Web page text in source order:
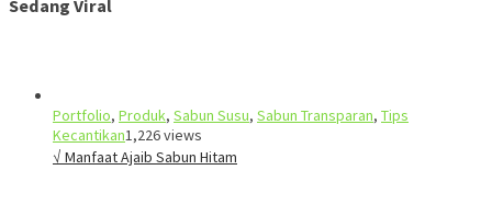
Sedang Viral
Portfolio, Produk, Sabun Susu, Sabun Transparan, Tips
Kecantikan1,226 views
√ Manfaat Ajaib Sabun Hitam